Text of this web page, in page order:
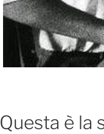
Questa è la